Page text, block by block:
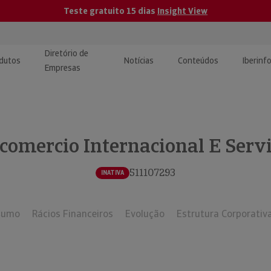
Teste gratuito 15 dias Insight View
e Monitorização de
Diretório de
Empresas
Notícias Conteúdos
| Estudos eInternacional E
INATIVA 511107293
Rácios Financeiros Evolução Estrutura Corporativa